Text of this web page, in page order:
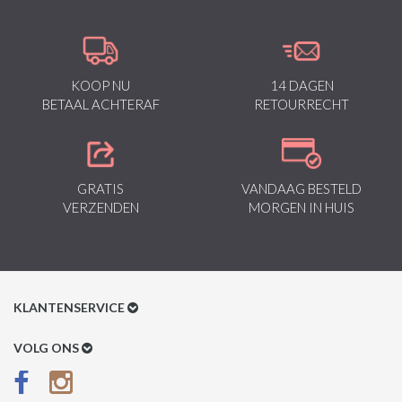
Italiaanse pasvormen.
KOOP NU
BETAAL ACHTERAF
14 DAGEN
RETOURRECHT
GRATIS
VERZENDEN
VANDAAG BESTELD
MORGEN IN HUIS
KLANTENSERVICE
Klantenservice
Betaalmethoden
VOLG ONS